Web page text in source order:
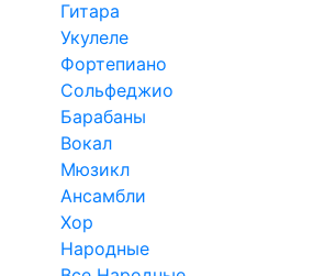
Гитара
Укулеле
Фортепиано
Сольфеджио
Барабаны
Вокал
Мюзикл
Ансамбли
Хор
Народные